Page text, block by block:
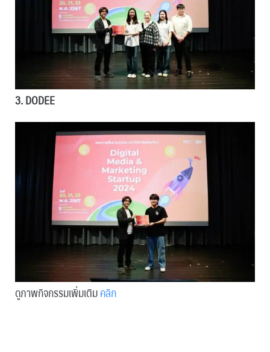
3.DODEE
ดูภาพกิจกรรมเพิ่มเติมคลิก